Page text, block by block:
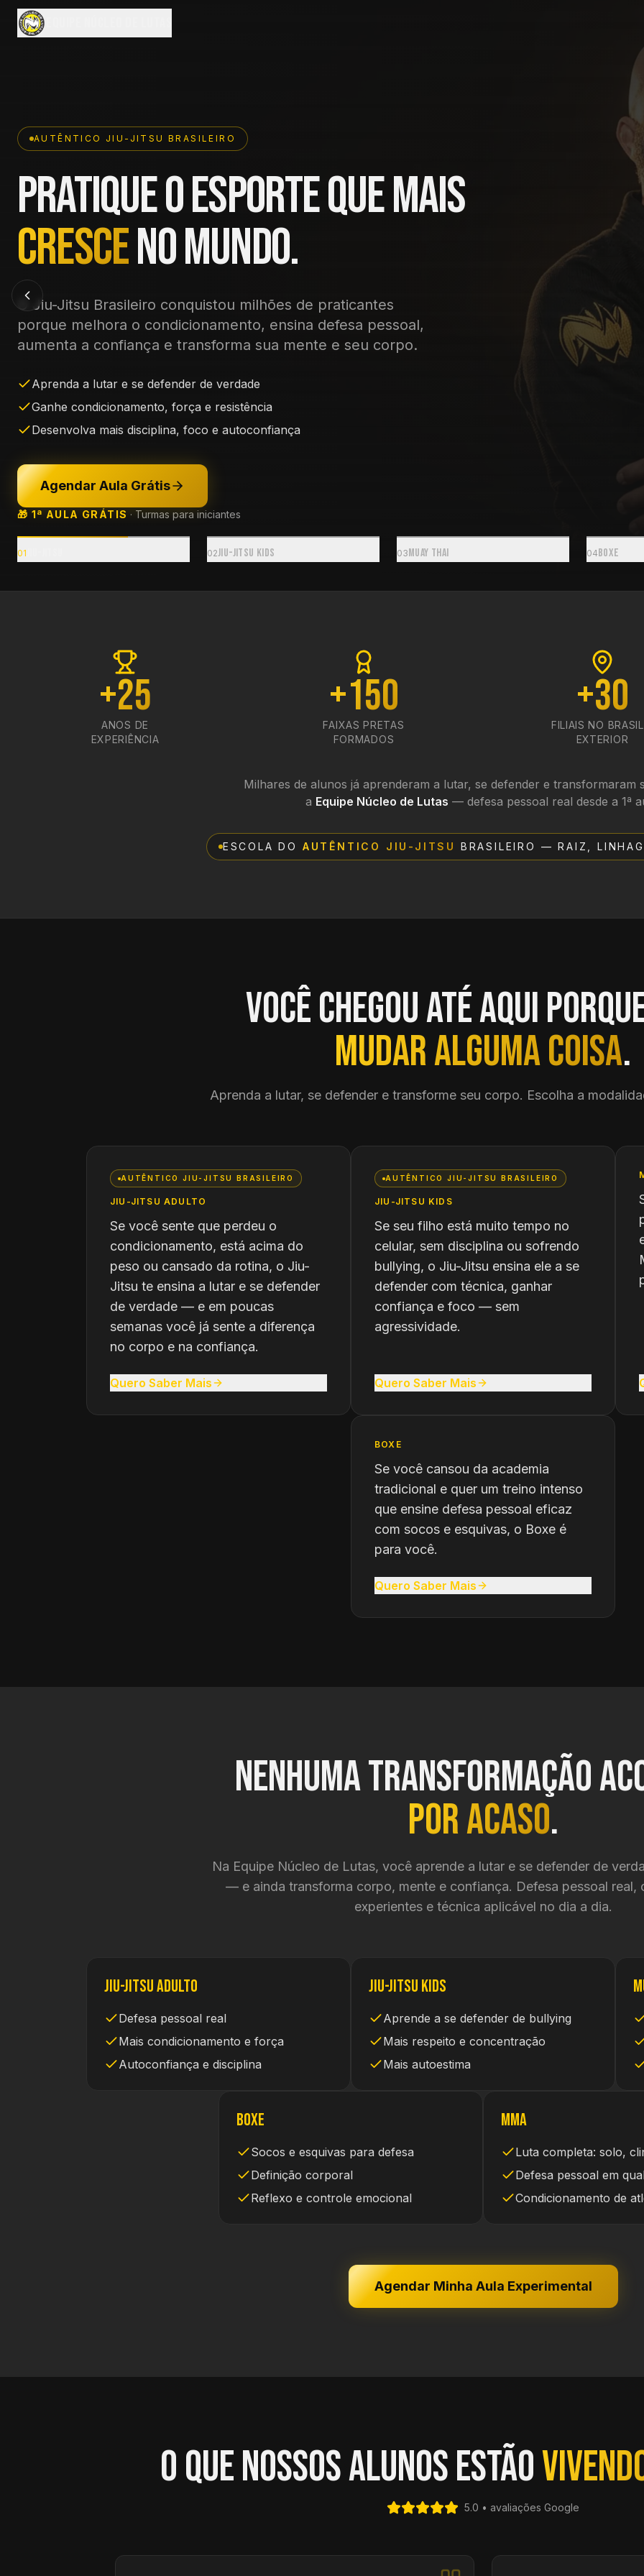
AUTÊNTICO JIU-JITSU BRASILEIRO
Pratique o esporte que mais
cresceno mundo.
O Jiu-Jitsu Brasileiro conquistou milhões de praticantes
porque melhora o condicionamento, ensina defesa pessoal,
aumenta a confiança e transforma sua mente e seu corpo.
Aprenda a lutar e se defender de verdade
Ganhe condicionamento, força e resistência
Desenvolva mais disciplina, foco e autoconfiança
Agendar Aula Grátis
🎁 1ª AULA GRÁTIS · Turmas para iniciantes
01 02Jiu-Jitsu Kids 03Muay Thai 04Boxe
+25
ANOS DE
EXPERIÊNCIA
+150
FAIXAS PRETAS
FORMADOS
+30
FILIAIS NO
EXTERIOR
Milhares de alunos já aprenderam a lutar, se defender e transformaram
a Equipe Núcleo de Lutas — defesa pessoal real desde a 1ª
ESCOLA DO AUTÊNTICO JIU-JITSU BRASILEIRO — RAIZ,
Você chegou até aqui
mudar alguma coisa.
Aprenda a lutar, se defender e transforme seu corpo. Escolha a
AUTÊNTICO JIU-JITSU BRASILEIRO
JIU-JITSU ADULTO
Se você sente que perdeu o
condicionamento, está acima do
peso ou cansado da rotina, o Jiu-
Jitsu te ensina a lutar e se defender
de verdade — e em poucas
semanas você já sente a diferença
no corpo e na confiança.
Quero Saber Mais
AUTÊNTICO JIU-JITSU BRASILEIRO
JIU-JITSU KIDS
Se seu filho está muito tempo no
celular, sem disciplina ou sofrendo
bullying, o Jiu-Jitsu ensina ele a se
defender com técnica, ganhar
confiança e foco — sem
agressividade.
Quero Saber Mais
BOXE
Se você cansou da academia
tradicional e quer um treino intenso
que ensine defesa pessoal eficaz
com socos e esquivas, o Boxe é
para você.
Quero Saber Mais
Nenhuma transformação
por acaso.
Na Equipe Núcleo de Lutas, você aprende a lutar e se defender de
— e ainda transforma corpo, mente e confiança. Defesa pessoal real,
experientes e técnica aplicável no dia a dia.
Jiu-Jitsu Adulto
Defesa pessoal real
Mais condicionamento e força
Autoconfiança e disciplina
Jiu-Jitsu Kids
Aprende a se defender de bullying
Mais respeito e concentração
Mais autoestima
Boxe
Socos e esquivas para defesa
Definição corporal
Reflexo e controle emocional
MMA
Luta completa: solo,
Defesa pessoal em
Condicionamento de
Agendar Minha Aula Experimental
O que nossos alunos estão
5.0 • avaliações Google